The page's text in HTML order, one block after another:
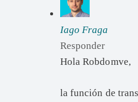
Iago Fraga
Responder
Hola Robdomve,
la función de